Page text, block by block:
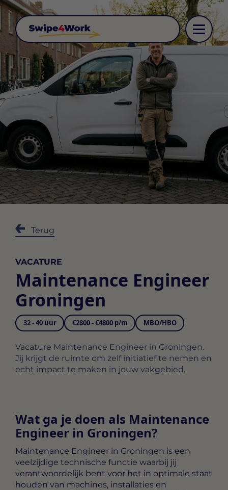
Terug
VACATURE
Maintenance Engineer
Groningen
32 - 40 uur €2800 - €4800 p/m MBO/HBO
Vacature Maintenance Engineer in Groningen.
Jij krijgt de ruimte om zelf initiatief te nemen en
echt impact te maken in jouw vakgebied.
Wat ga je doen als Maintenance
Engineer in Groningen?
Maintenance Engineer in Groningen is een
veelzijdige technische functie waarbij jij
verantwoordelijk bent voor het in optimale staat
houden van machines, installaties en